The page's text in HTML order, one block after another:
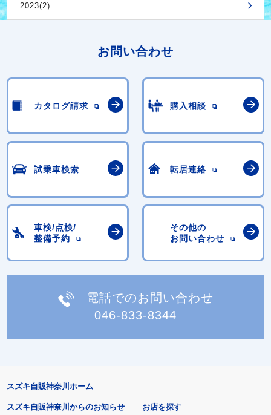
2023(2)
お問い合わせ
カタログ請求 購入相談
試乗車検索 転居連絡
車検/点検/
整備予約
その他の
お問い合わせ
電話でのお問い合わせ
046-833-8344
スズキ自販神奈川ホーム
スズキ自販神奈川からのお知らせ お店を探す